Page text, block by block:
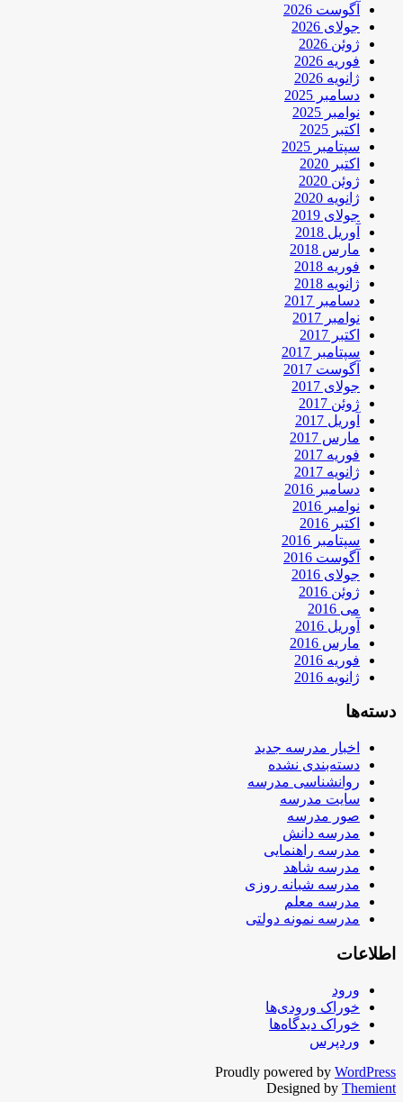
آگوست 2026
جولای 2026
ژوئن 2026
فوریه 2026
ژانویه 2026
دسامبر 2025
نوامبر 2025
اکتبر 2025
سپتامبر 2025
اکتبر 2020
ژوئن 2020
ژانویه 2020
جولای 2019
آوریل 2018
مارس 2018
فوریه 2018
ژانویه 2018
دسامبر 2017
نوامبر 2017
اکتبر 2017
سپتامبر 2017
آگوست 2017
جولای 2017
ژوئن 2017
آوریل 2017
مارس 2017
فوریه 2017
ژانویه 2017
دسامبر 2016
نوامبر 2016
اکتبر 2016
سپتامبر 2016
آگوست 2016
جولای 2016
ژوئن 2016
می 2016
آوریل 2016
مارس 2016
فوریه 2016
ژانویه 2016
دسته‌ها
اخبار مدرسه جدید
دسته‌بندی نشده
روانشناسی مدرسه
سایت مدرسه
صور مدرسه
مدرسه دانش
مدرسه راهنمایی
مدرسه شاهد
مدرسه شبانه روزی
مدرسه معلم
مدرسه نمونه دولتی
اطلاعات
ورود
خوراک ورودی‌ها
خوراک دیدگاه‌ها
وردپرس
Proudly powered by WordPress
Designed by Themient